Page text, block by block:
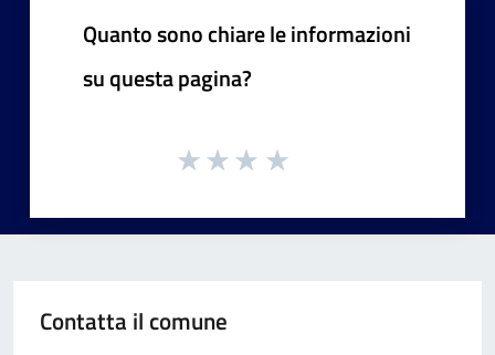
Quanto sono chiare le informazioni
su questa pagina?
Contatta il comune